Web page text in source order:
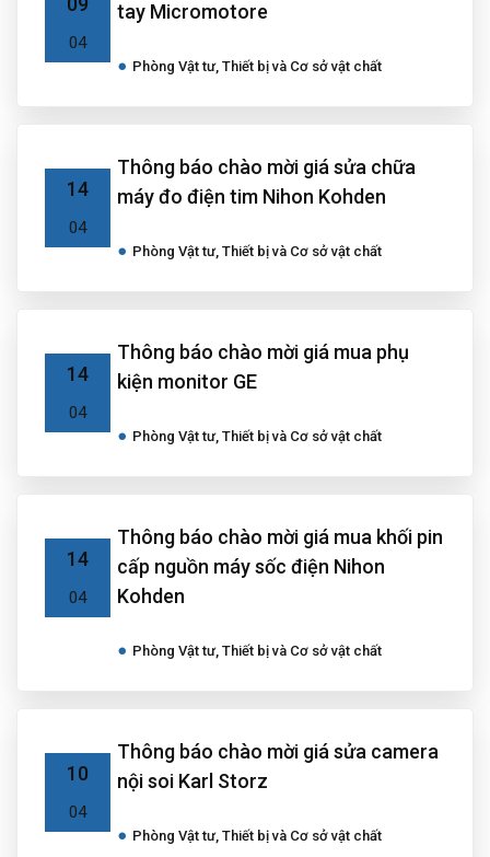
04
tay Micromotore
Phòng Vật tư, Thiết bị và Cơ sở vật chất
14
04
Thông báo chào mời giá sửa chữa
máy đo điện tim Nihon Kohden
Phòng Vật tư, Thiết bị và Cơ sở vật chất
14
04
Thông báo chào mời giá mua phụ
kiện monitor GE
Phòng Vật tư, Thiết bị và Cơ sở vật chất
14
04
Thông báo chào mời giá mua khối pin
cấp nguồn máy sốc điện Nihon
Kohden
Phòng Vật tư, Thiết bị và Cơ sở vật chất
10
04
Thông báo chào mời giá sửa camera
nội soi Karl Storz
Phòng Vật tư, Thiết bị và Cơ sở vật chất